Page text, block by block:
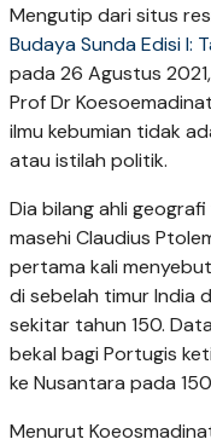
Mengutip dari situs
Budaya Sunda Edisi I:
pada 26 Agustus
Prof Dr
ilmu kebumian tidak
atau istilah politik.
Dia bilang ahli
masehi Claudius
pertama kali
di sebelah timur India
sekitar tahun 150.
bekal bagi Portugis
ke Nusantara pada
Menurut